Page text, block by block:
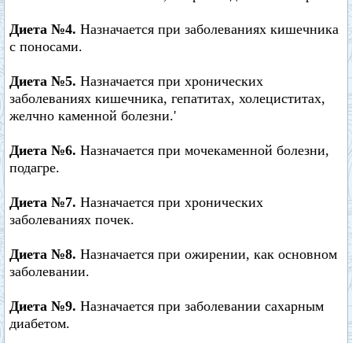
Диета №4. Назначается при заболеваниях кишечника
с поносами.
Диета №5. Назначается при хронических
заболеваниях кишечника, гепатитах, холециститах,
желчно каменной болезни.'
Диета №6. Назначается при мочекаменной болезни,
подагре.
Диета №7. Назначается при хронических
заболеваниях почек.
Диета №8. Назначается при ожирении, как основном
заболевании.
Диета №9. Назначается при заболевании сахарным
диабетом.